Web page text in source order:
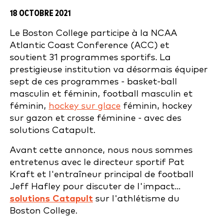
18 OCTOBRE 2021
Le Boston College participe à la NCAA
Atlantic Coast Conference (ACC) et
soutient 31 programmes sportifs. La
prestigieuse institution va désormais équiper
sept de ces programmes - basket-ball
masculin et féminin, football masculin et
féminin, hockey sur glace féminin, hockey
sur gazon et crosse féminine - avec des
solutions Catapult.
Avant cette annonce, nous nous sommes
entretenus avec le directeur sportif Pat
Kraft et l'entraîneur principal de football
Jeff Hafley pour discuter de l'impact...
solutions Catapult sur l'athlétisme du
Boston College.